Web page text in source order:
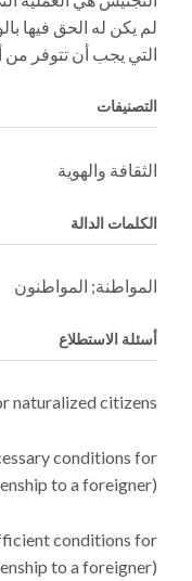
لم يكن له الحق فيها
التي يجب أن تتوفر
التصنيفات
الثقافة والهوية
الكلمات الدالة
المواطنة; المواطنون
أسئلة الاستطلاع
citizens?
conditions for
to a foreigner)?
conditions for
to a foreigner)?